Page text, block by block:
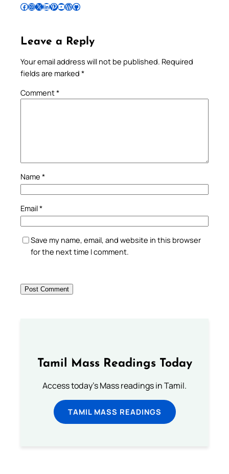
Follow Pradeep on Facebook Follow Pradeep on InstagramFollow Pradeep on X Follow Pradeep on LinkedIn Follow Pradeep on Pinterest Subscribe to Pradeep’s Youtube Channel Follow Pradeep on WordPress Follow Pradeep on GitHub
Leave a Reply
Your email address will not be published. Required
fields are marked *
Comment*
Name *
Email*
Save my name, email, and website in this browser
for the next time I comment.
Tamil Mass Readings Today
Access today's Mass readings in Tamil.
TAMIL MASS READINGS